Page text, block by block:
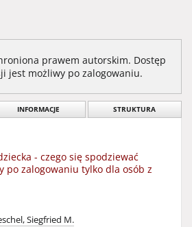
prawem autorskim. Dostęp
jest możliwy po zalogowaniu.
INFORMACJE STRUKTURA
- czego się spodziewać
po zalogowaniu tylko dla osób z
Siegfried M.